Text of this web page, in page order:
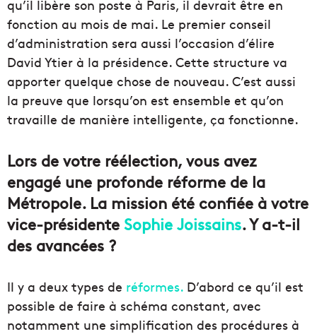
qu’il libère son poste à Paris, il devrait être en
fonction au mois de mai. Le premier conseil
d’administration sera aussi l’occasion d’élire
David Ytier à la présidence. Cette structure va
apporter quelque chose de nouveau. C’est aussi
la preuve que lorsqu’on est ensemble et qu’on
travaille de manière intelligente, ça fonctionne.
Lors de votre réélection, vous avez
engagé une profonde réforme de la
Métropole. La mission été confiée à votre
vice-présidente Sophie Joissains. Y a-t-il
des avancées ?
Il y a deux types de réformes. D’abord ce qu’il est
possible de faire à schéma constant, avec
notamment une simplification des procédures à